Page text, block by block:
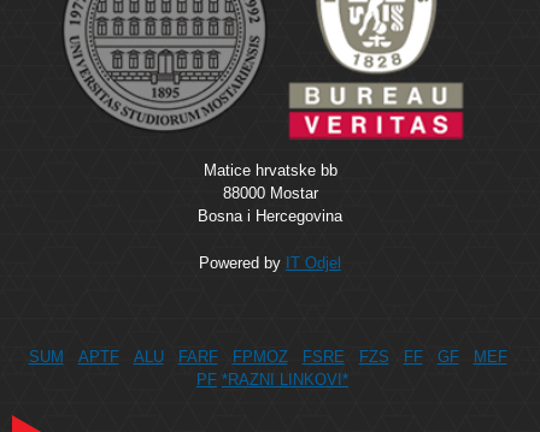
Matice hrvatske bb
88000 Mostar
Bosna i Hercegovina
Powered by IT Odjel
SUM APTF ALU FARF FPMOZ FSRE FZS FF GF
MEF
PF *RAZNI LINKOVI*